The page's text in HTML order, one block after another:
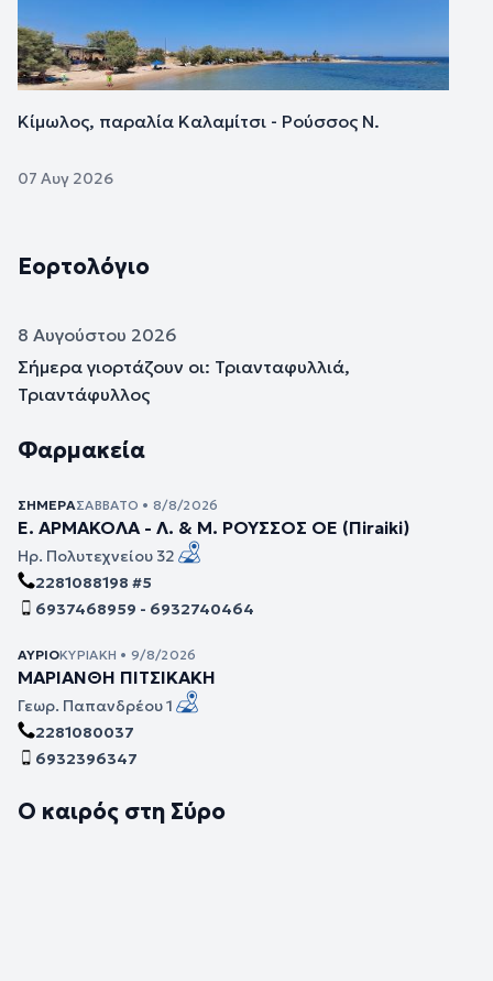
Κίμωλος, παραλία Καλαμίτσι - Ρούσσος Ν.
07 Αυγ 2026
Εορτολόγιο
8 Αυγούστου 2026
Σήμερα γιορτάζουν οι: Τριανταφυλλιά,
Τριαντάφυλλος
Φαρμακεία
ΣΉΜΕΡΑΣΆΒΒΑΤΟ • 8/8/2026
Ε. ΑΡΜΑΚΟΛΑ - Λ. & Μ. ΡΟΥΣΣΟΣ ΟΕ (Πiraiki)
Ηρ. Πολυτεχνείου 32
2281088198 #5
6937468959 - 6932740464
ΑΎΡΙΟΚΥΡΙΑΚΉ • 9/8/2026
ΜΑΡΙΑΝΘΗ ΠΙΤΣΙΚΑΚΗ
Γεωρ. Παπανδρέου 1
2281080037
6932396347
Ο καιρός στη Σύρο